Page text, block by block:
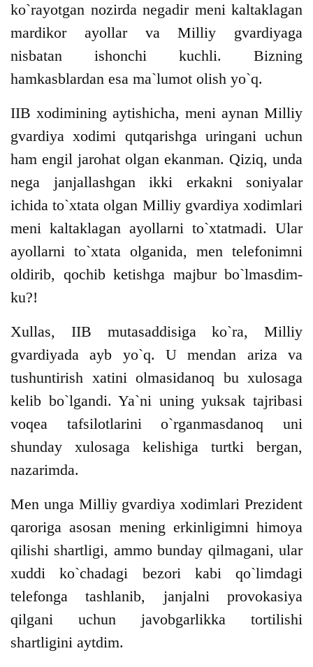
ko`rayotgan nozirda negadir meni kaltaklagan
mardikor ayollar va Milliy gvardiyaga
nisbatan ishonchi kuchli. Bizning
hamkasblardan esa ma`lumot olish yo`q.
IIB xodimining aytishicha, meni aynan Milliy
gvardiya xodimi qutqarishga uringani uchun
ham engil jarohat olgan ekanman. Qiziq, unda
nega janjallashgan ikki erkakni soniyalar
ichida to`xtata olgan Milliy gvardiya xodimlari
meni kaltaklagan ayollarni to`xtatmadi. Ular
ayollarni to`xtata olganida, men telefonimni
oldirib, qochib ketishga majbur bo`lmasdim-
ku?!
Xullas, IIB mutasaddisiga ko`ra, Milliy
gvardiyada ayb yo`q. U mendan ariza va
tushuntirish xatini olmasidanoq bu xulosaga
kelib bo`lgandi. Ya`ni uning yuksak tajribasi
voqea tafsilotlarini o`rganmasdanoq uni
shunday xulosaga kelishiga turtki bergan,
nazarimda.
Men unga Milliy gvardiya xodimlari Prezident
qaroriga asosan mening erkinligimni himoya
qilishi shartligi, ammo bunday qilmagani, ular
xuddi ko`chadagi bezori kabi qo`limdagi
telefonga tashlanib, janjalni provokasiya
qilgani uchun javobgarlikka tortilishi
shartligini aytdim.